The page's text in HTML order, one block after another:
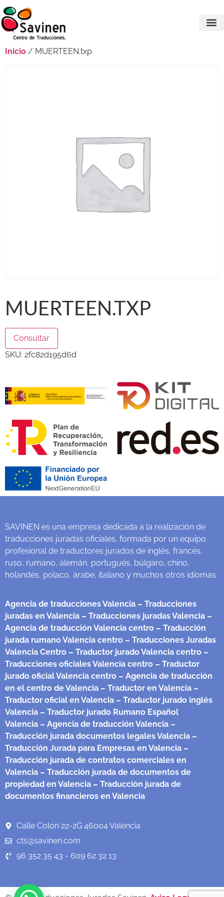
Inicio / MUERTEEN.txp
MUERTEEN.TXP
Consultar
SKU: 2fc82d195d6d
SAVINEN es una empresa dedicada a la realización de
traducciones juradas oficiales, formada por un equipo
profesional de traductores jurados de inglés, francés,
ruso, rumano, alemán, portugués, búlgaro, chino,
holandés, polaco, árabe, italiano y muchos otros idiomas
Agencia de traducciones Valencia – Traducciones
juradas en Valencia – Traducciones juradas Valencia –
Agencia de traducción Valencia centro – Traducción
jurada rumano Valencia centro – Traducciones Juradas
Valencia Centro – Traductor jurado Valencia centro –
Traducciones oficiales Valencia centro – Traductor
jurado oficial Valencia centro – Agencia de traducción
en el centro de Valencia – Traductor en Valencia –
Traductor oficial en Valencia – Traductor jurado inglés
Valencia – Traductor jurado Rumano Español
Valencia – Agencia de traducción Valencia –
Traducción jurada documentos legales Valencia –
Traducción Jurada para Empresas en Valencia –
Traducción jurada de contratos comerciales en
Valencia – Traducción jurada de documentos de
propiedad en Valencia – Traducción jurada de
documentos financieros en Valencia
Calle Colon 22-2G 46004 Valencia
cts@savinen.com
96 352 35 43 - 609 62 32 13